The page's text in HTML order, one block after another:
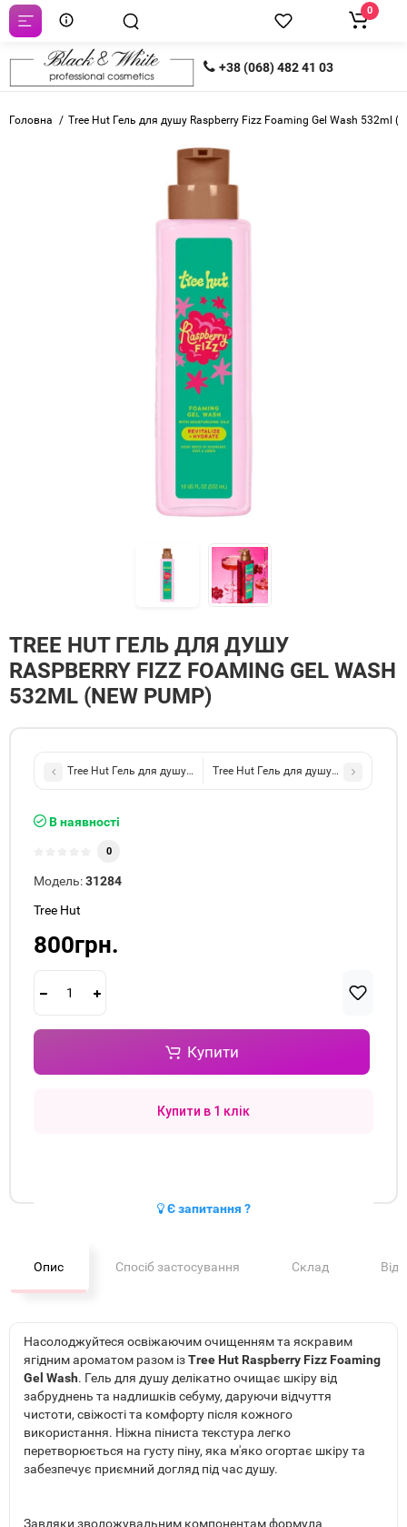
+38 (068) 482 41 03
0
Головна Tree Hut Гель для душу Raspberry Fizz Foaming Gel Wash 532ml
TREE HUT ГЕЛЬ ДЛЯ ДУШУ
RASPBERRY FIZZ FOAMING GEL WASH
532ML (NEW PUMP)
Tree Hut Гель для душу Vanilla Foaming Gel Wash 532ml (New
Tree Hut Гель для душу Cinnamon
В наявності
0
Модель:31284
Tree Hut
800грн.
Купити
Купити в 1 клік
Є запитання ?
Опис Спосіб застосування Склад
Насолоджуйтеся освіжаючим очищенням та яскравим
ягідним ароматом разом ізTree Hut Raspberry Fizz Foaming
Gel Wash. Гель для душу делікатно очищає шкіру від
забруднень та надлишків себуму, даруючи відчуття
чистоти, свіжості та комфорту після кожного
використання. Ніжна піниста текстура легко
перетворюється на густу піну, яка м'яко огортає шкіру та
забезпечує приємний догляд під час душу.
Завдяки зволожувальним компонентам формула